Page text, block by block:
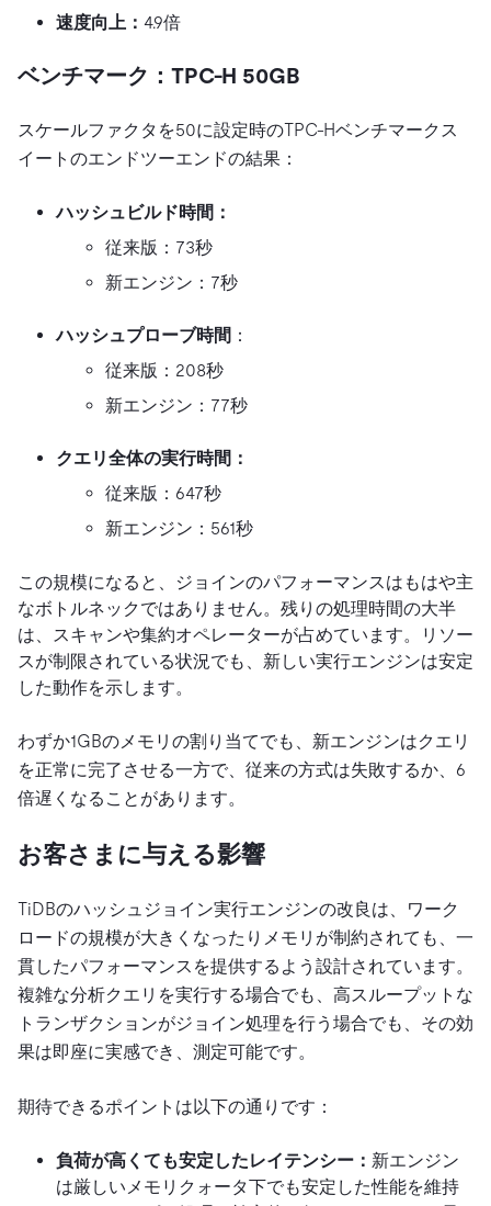
速度向上： 4.9倍
ベンチマーク：TPC-H 50GB
スケールファクタを50に設定時のTPC-Hベンチマークス
イートのエンドツーエンドの結果：
ハッシュビルド時間：
従来版：73秒
新エンジン：7秒
ハッシュプローブ時間 ：
従来版：208秒
新エンジン：77秒
クエリ全体の実行時間：
従来版：647秒
新エンジン：561秒
この規模になると、ジョインのパフォーマンスはもはや主
なボトルネックではありません。残りの処理時間の大半
は、スキャンや集約オペレーターが占めています。リソー
スが制限されている状況でも、新しい実行エンジンは安定
した動作を示します。
わずか1GBのメモリの割り当てでも、新エンジンはクエリ
を正常に完了させる一方で、従来の方式は失敗するか、6
倍遅くなることがあります。
お客さまに与える影響
TiDBのハッシュジョイン実行エンジンの改良は、ワーク
ロードの規模が大きくなったりメモリが制約されても、一
貫したパフォーマンスを提供するよう設計されています。
複雑な分析クエリを実行する場合でも、高スループットな
トランザクションがジョイン処理を行う場合でも、その効
果は即座に実感でき、測定可能です。
期待できるポイントは以下の通りです：
負荷が高くても安定したレイテンシー： 新エンジン
は厳しいメモリクォータ下でも安定した性能を維持